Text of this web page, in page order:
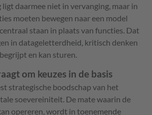
daarmee niet in vervanging, maar in
moeten bewegen naar een model
staan in plaats van functies. Dat
in datageletterdheid, kritisch denken
en kan sturen.
om keuzes in de basis
strategische boodschap van het
soevereiniteit. De mate waarin de
opereren, wordt in toenemende